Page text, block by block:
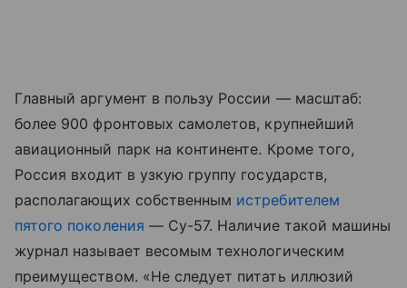
Главный аргумент в пользу России — масштаб:
более 900 фронтовых самолетов, крупнейший
авиационный парк на континенте. Кроме того,
Россия входит в узкую группу государств,
располагающих собственным истребителем
пятого поколения — Су-57. Наличие такой машины
журнал называет весомым технологическим
преимуществом. «Не следует питать иллюзий